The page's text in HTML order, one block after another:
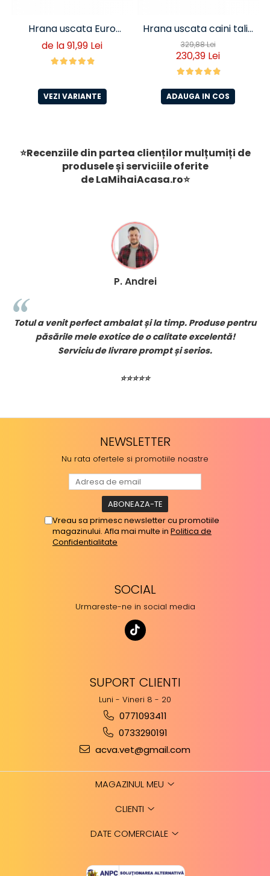
Hrana uscata Euro
Premium Senior Miel si
Orez
de la 91,99 Lei
VEZI VARIANTE
Hrana uscata caini talie
foarte mare Euro
Premium Giant Adult pui
si orez 15 Kg
329,88 Lei
230,39 Lei
ADAUGA IN COS
⭐Recenziile din partea clienților mulțumiți de
produsele și serviciile oferite
deLaMihaiAcasa.ro⭐
P. Andrei
a venit perfect ambalat și la timp. Produse pentru
păsările mele exotice de o calitate excelentă!
Serviciu de livrare prompt și serios.
⭐⭐⭐⭐⭐
NEWSLETTER
Nu rata ofertele si promotiile noastre
Vreau sa primesc newsletter cu promotiile
magazinului. Afla mai multe in Politica de
Confidentialitate
SOCIAL
Urmareste-ne in social media
SUPORT CLIENTI
Luni - Vineri 8 - 20
0771093411
0733290191
acva.vet@gmail.com
MAGAZINUL MEU
CLIENTI
DATE COMERCIALE